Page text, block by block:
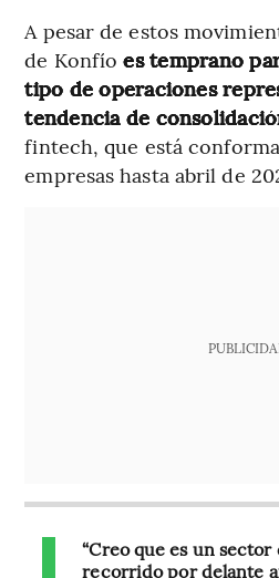
A pesar de estos
de Konfíoes temprano
tipo de operaciones
tendencia de
fintech, que está
empresas hasta abril de
“Creo que es un
recorrido por delante